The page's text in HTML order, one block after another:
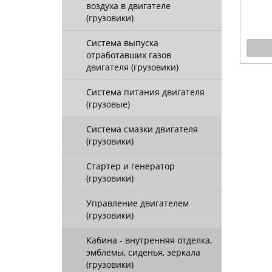
воздуха в двигателе
(грузовики)
Система выпуска
отработавших газов
двигателя (грузовики)
Система питания двигателя
(грузовые)
Система смазки двигателя
(грузовики)
Стартер и генератор
(грузовики)
Управление двигателем
(грузовики)
Кабина - внутренняя отделка,
эмблемы, сиденья, зеркала
(грузовики)